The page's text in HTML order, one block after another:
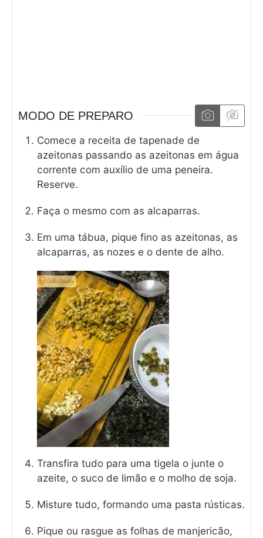
MODO DE PREPARO
Comece a receita de tapenade de
azeitonas passando as azeitonas em água
corrente com auxílio de uma peneira.
Reserve.
Faça o mesmo com as alcaparras.
Em uma tábua, pique fino as azeitonas, as
alcaparras, as nozes e o dente de alho.
Transfira tudo para uma tigela o junte o
azeite, o suco de limão e o molho de soja.
Misture tudo, formando uma pasta rústicas.
Pique ou rasgue as folhas de manjericão,